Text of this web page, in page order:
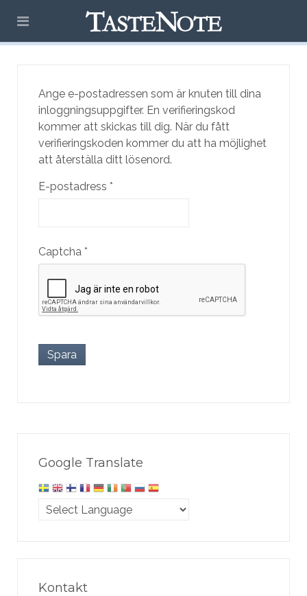
Ange e-postadressen som är knuten till dina
inloggningsuppgifter. En verifieringskod
kommer att skickas till dig. När du fått
verifieringskoden kommer du att ha möjlighet
att återställa ditt lösenord.
E-postadress *
Captcha *
Spara
Google Translate
Kontakt